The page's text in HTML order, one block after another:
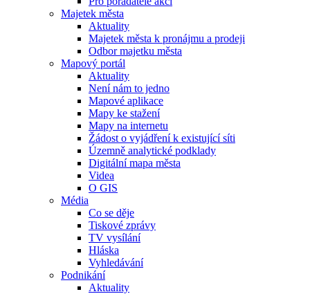
Majetek města
Aktuality
Majetek města k pronájmu a prodeji
Odbor majetku města
Mapový portál
Aktuality
Není nám to jedno
Mapové aplikace
Mapy ke stažení
Mapy na internetu
Žádost o vyjádření k existující síti
Územně analytické podklady
Digitální mapa města
Videa
O GIS
Média
Co se děje
Tiskové zprávy
TV vysílání
Hláska
Vyhledávání
Podnikání
Aktuality